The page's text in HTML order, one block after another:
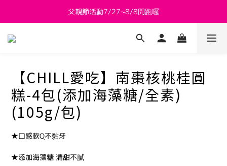
新會員送 $800購物金
父親節活動7/27~8/8開跑囉
新會員送 $800購物金
【CHILL愛吃】南棗核桃桂圓
糕-4包(添加海藻糖/全素)
(105g/包)
★口感軟Q不黏牙
★添加海藻糖 清甜不膩